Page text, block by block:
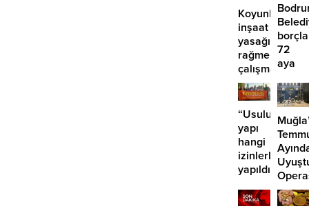
Koyunbaba’da
inşaat
yasağına
rağmen
çalışma
iddiası
72
aya
taksit
“Usuluk’taki
yapı
hangi
izinlerle
yapıldı?”
29